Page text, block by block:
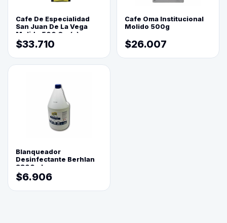
Cafe De Especialidad
San Juan De La Vega
Molido 500 Grs(=)
$33.710
Cafe Oma Institucional
Molido 500g
$26.007
Blanqueador
Desinfectante Berhlan
3800ml
$6.906